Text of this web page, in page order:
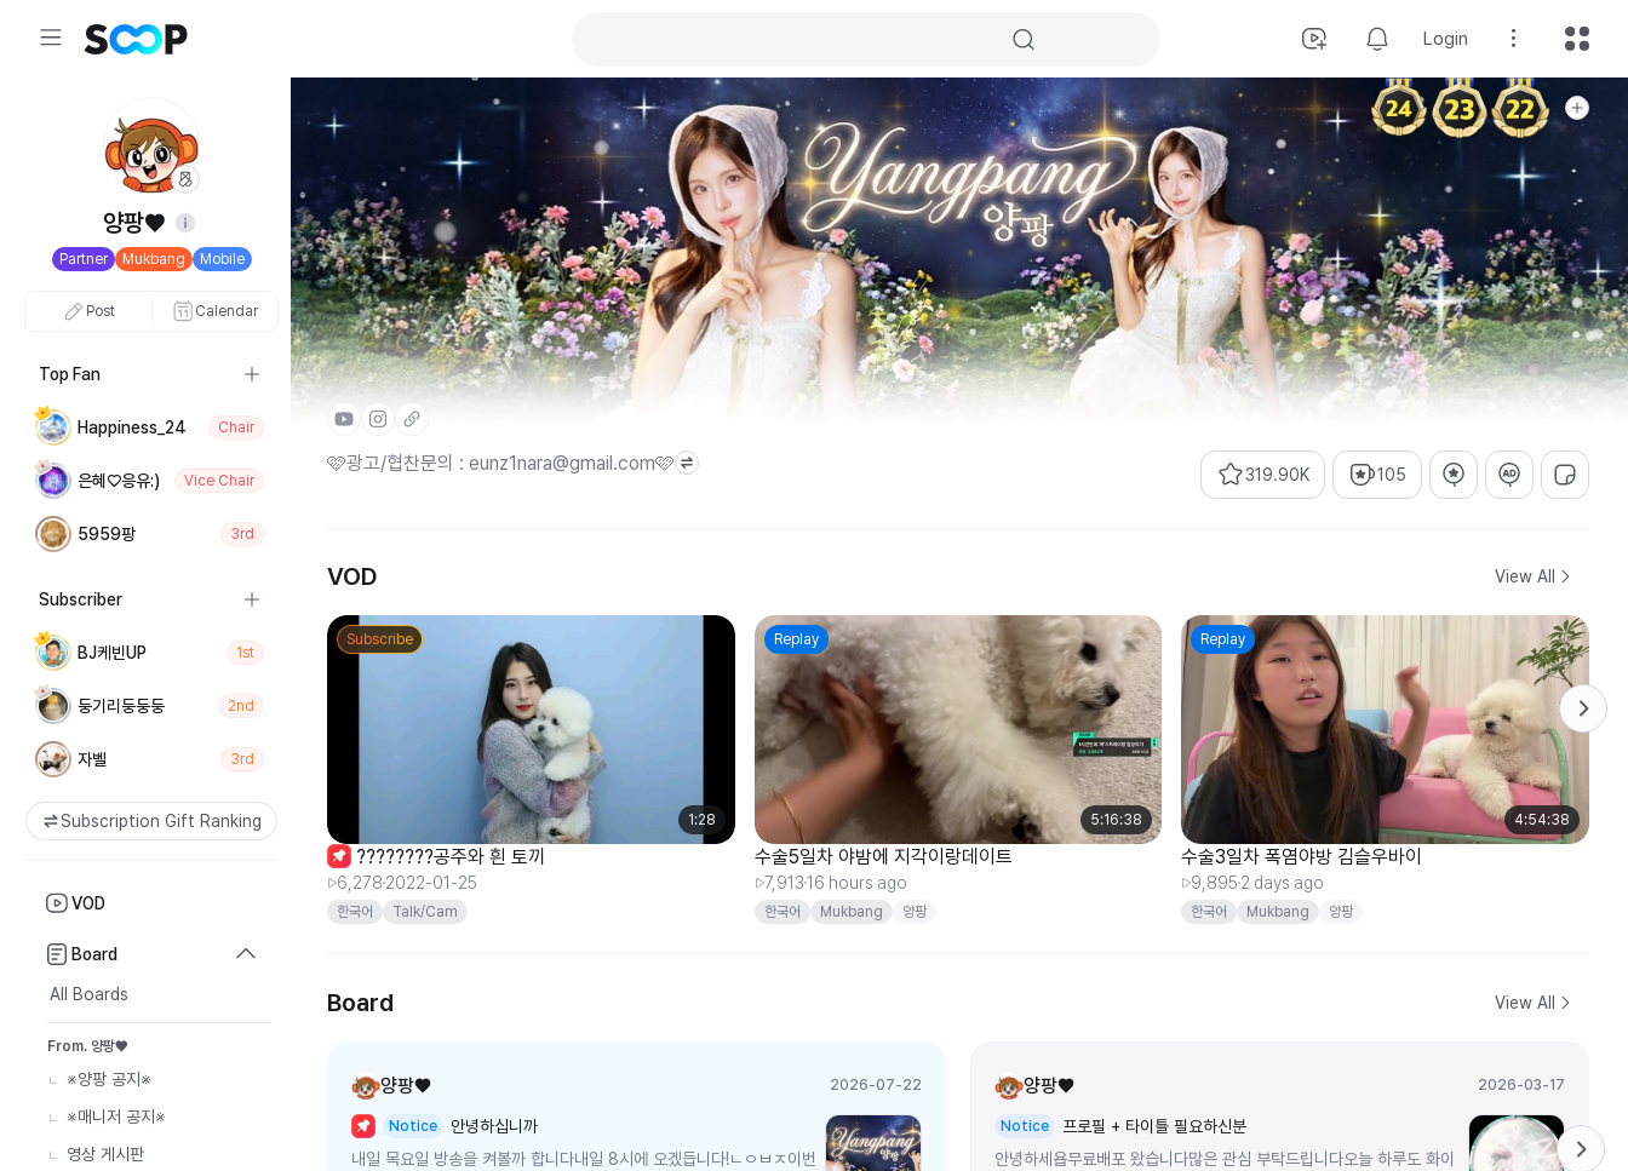
Login
양팡♥
Partner Mukbang Mobile
Post Calendar
Top Fan
Happiness_24 Chair
은혜♡응유:) Vice Chair
5959팡 3rd
Subscriber
BJ케빈UP 1st
둥기리둥둥둥 2nd
자벨 3rd
Subscription Gift Ranking
VOD
Board
All Boards
From. 양팡♥
※양팡 공지※
※매니저 공지※
영상 게시판
🩷광고/협찬문의 : eunz1nara@gmail.com🩷 319.90K 105
VOD View All
Subscribe
1:28
????????공주와 흰 토끼
6,278 2022-01-25
한국어 Talk/Cam
Replay
5:16:38
수술5일차 야밤에 지각이랑데이트
7,91316 hours ago
한국어 Mukbang 양팡
Replay
4:54:38
수술3일차 폭염야방 김슬우바이
9,8952 days ago
한국어 Mukbang 양팡
Board View All
양팡♥ 2026-07-22
Notice
안녕하십니까
내일 목요일 방송을 켜볼까 합니다내일 8시에 오겠듭니다!ㄴㅇㅂㅈ이번
양팡♥ 2026-03-17
Notice
프로필 + 타이틀 필요하신분
안녕하세욥무료배포 왔습니다많은 관심 부탁드립니다오늘 하루도 화이